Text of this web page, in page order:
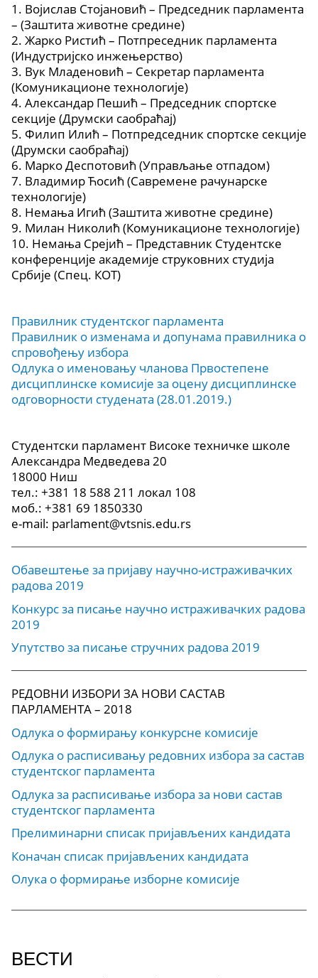
1. Војислав Стојановић – Председник парламента
– (Заштита животне средине)
2. Жарко Ристић – Потпреседник парламента
(Индустријско инжењерство)
3. Вук Младеновић – Секретар парламента
(Комуникационе технологије)
4. Александар Пешић – Председник спортске
секције (Друмски саобраћај)
5. Филип Илић – Потпредседник спортске секције
(Друмски саобраћај)
6. Марко Деспотовић (Управљање отпадом)
7. Владимир Ћосић (Савремене рачунарске
технологије)
8. Немања Игић (Заштита животне средине)
9. Милан Николић (Комуникационе технологије)
10. Немања Срејић – Представник Студентске
конференције академије струковних студија
Србије (Спец. КОТ)
Правилник студентског парламента
Правилник о изменама и допунама правилника о
спровођењу избора
Одлука о именовању чланова Првостепене
дисциплинске комисије за оцену дисциплинске
одговорности студенатa (28.01.2019.)
Студентски парламент Високе техничке школе
Александра Медведева 20
18000 Ниш
тел.: +381 18 588 211 локал 108
моб.: +381 69 1850330
e-mail: parlament@vtsnis.edu.rs
Обавештење за пријаву научно-истраживачких
радова 2019
Конкурс за писање научно истраживачких радова
2019
Упутство за писање стручних радова 2019
РЕДОВНИ ИЗБОРИ ЗА НОВИ САСТАВ
ПАРЛАМЕНТА – 2018
Одлука о формирању конкурсне комисије
Одлука о расписивању редовних избора за састав
студентског парламента
Одлука за расписивање избора за нови састав
студентског парламента
Прелиминарни списак пријављених кандидата
Коначан списак пријављених кандидата
Олука о формирање изборне комисије
ВЕСТИ